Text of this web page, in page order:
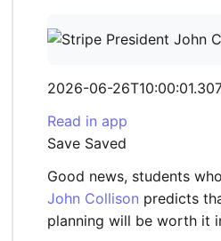
2026-06-
Read in app
Save Saved
Good news, students
John Collison predicts
planning will be worth it